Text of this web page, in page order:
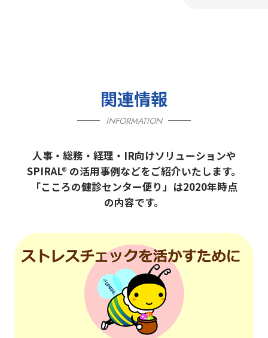
関連情報
INFORMATION
人事・総務・経理・IR向けソリューションや
SPIRAL® の活用事例などをご紹介いたします。
「こころの健診センター便り」は2020年時点
の内容です。